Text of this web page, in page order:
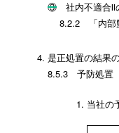
③ 社内不適合Ⅱ
8.2.2 「内部
是正処置の結果
8.5.3 予防処置
当社の